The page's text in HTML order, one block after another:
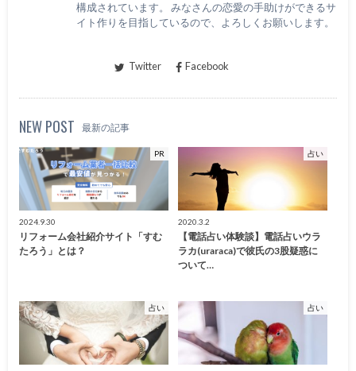
構成されています。 みなさんの恋愛の手助けができるサ
イト作りを目指しているので、よろしくお願いします。
Twitter Facebook
NEW POST 最新の記事
PR
2024.9.30
リフォーム会社紹介サイト「すむ
たろう」とは？
占い
2020.3.2
【電話占い体験談】電話占いウラ
ラカ(uraraca)で彼氏の3股疑惑に
ついて…
占い 占い